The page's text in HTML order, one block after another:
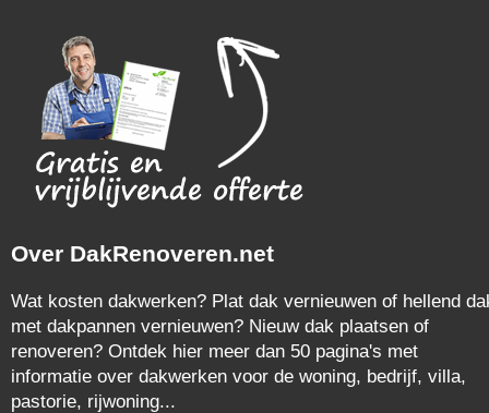
Over DakRenoveren.net
Wat kosten dakwerken? Plat dak vernieuwen of hellend
met dakpannen vernieuwen? Nieuw dak plaatsen of
renoveren? Ontdek hier meer dan 50 pagina's met
informatie over dakwerken voor de woning, bedrijf, villa,
pastorie, rijwoning...